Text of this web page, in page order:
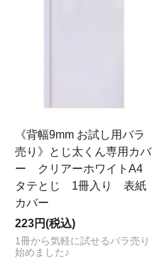
《背幅9mm お試し用バラ
売り》とじ太くん専用カバ
ー クリアーホワイトA4
タテとじ 1冊入り 表紙
カバー
223円(税込)
1冊から気軽に試せるバラ売り
始めました♪